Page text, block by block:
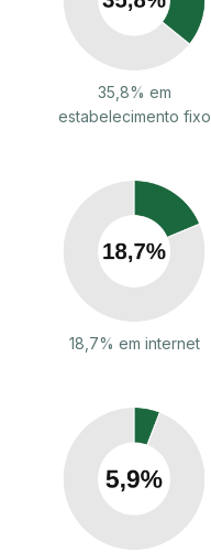
35,8% em
estabelecimento fixo
18,7% em internet